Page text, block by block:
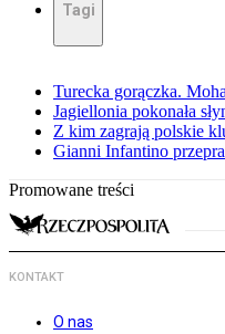
Tagi
Turecka gorączka.
Jagiellonia pokonała
Z kim zagrają polskie
Gianni Infantino
Promowane treści
KONTAKT
O nas